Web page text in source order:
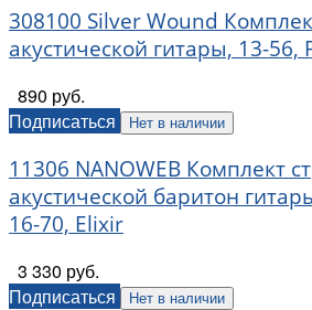
308100 Silver Wound
акустической гитары, 13-56,
890 руб.
Подписаться
Нет в наличии
11306 NANOWEB Комплект
акустической баритон
16-70, Elixir
3 330 руб.
Подписаться
Нет в наличии